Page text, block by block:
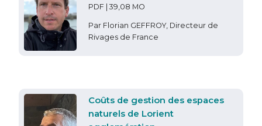
PDF | 39,08 MO
Par Florian GEFFROY, Directeur de
Rivages de France
Coûts de gestion des espaces
naturels de Lorient